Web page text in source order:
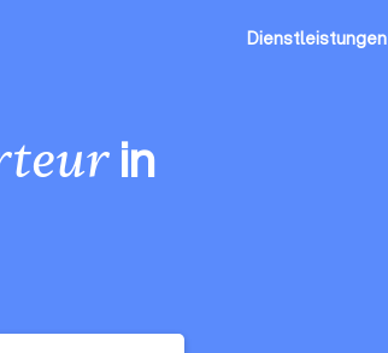
Dienstleistungen
in